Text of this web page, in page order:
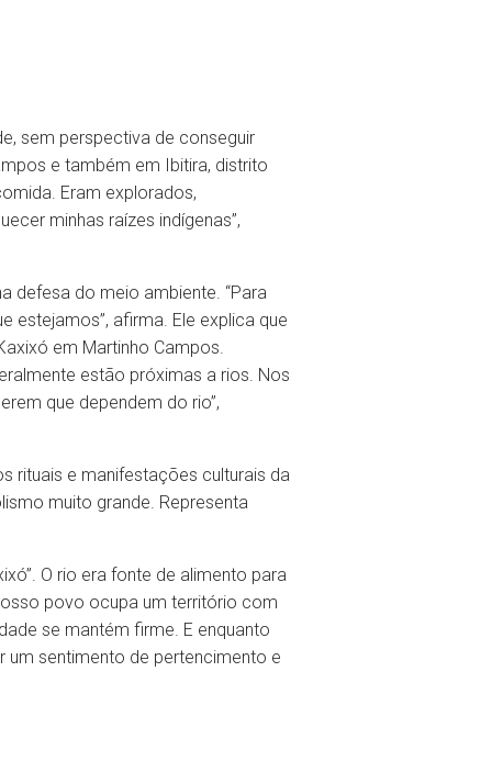
sem perspectiva de conseguir
e também em Ibitira, distrito
Eram explorados,
minhas raízes indígenas”,
defesa do meio ambiente. “Para
estejamos”, afirma. Ele explica que
em Martinho Campos.
estão próximas a rios. Nos
que dependem do rio”,
rituais e manifestações culturais da
muito grande. Representa
O rio era fonte de alimento para
povo ocupa um território com
se mantém firme. E enquanto
um sentimento de pertencimento e